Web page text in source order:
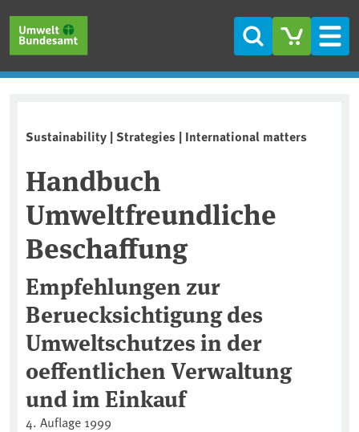
Search
Sustainability | Strategies | International matters
Handbuch
Umweltfreundliche
Beschaffung
Empfehlungen zur
Beruecksichtigung des
Umweltschutzes in der
oeffentlichen Verwaltung
und im Einkauf
4. Auflage 1999